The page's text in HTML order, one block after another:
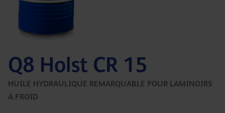
Q8 Holst CR 15
HUILE HYDRAULIQUE REMARQUABLE POUR LAMINOIRS
À FROID